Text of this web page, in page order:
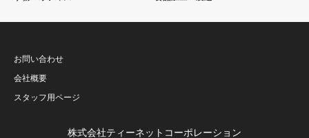
お問い合わせ
会社概要
スタッフ用ページ
株式会社ティーネットコーポレーション